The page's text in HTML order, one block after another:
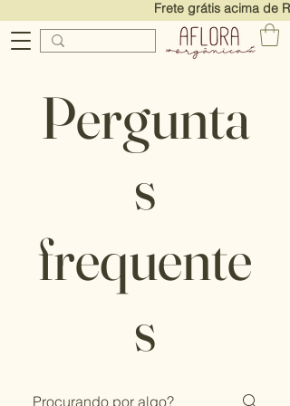
Frete grátis acima de
Pergunta
s
frequente
s